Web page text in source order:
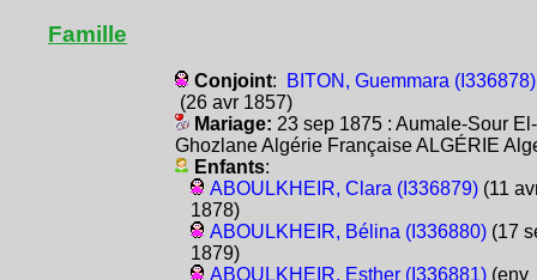
Famille
Conjoint:
BITON, Guemmara (I336878)
(26 avr 1857)
Mariage: 23 sep 1875 : Aumale-Sour El-
Ghozlane Algérie Française ALGÉRIE
Enfants:
ABOULKHEIR, Clara (I336879)(11
1878)
ABOULKHEIR, Bélina (I336880)(17
1879)
ABOULKHEIR, Esther (I336881)(env